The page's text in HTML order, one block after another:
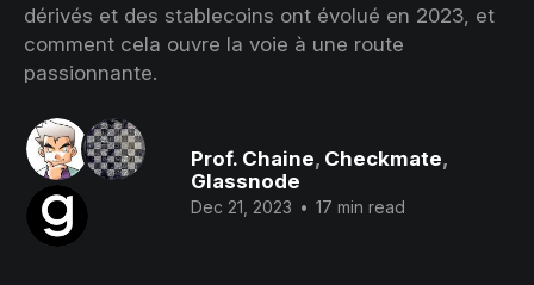
dérivés et des stablecoins ont évolué en 2023, et
comment cela ouvre la voie à une route
passionnante.
Prof. Chaine, Checkmate,
Glassnode
Dec 21, 2023 • 17 min read